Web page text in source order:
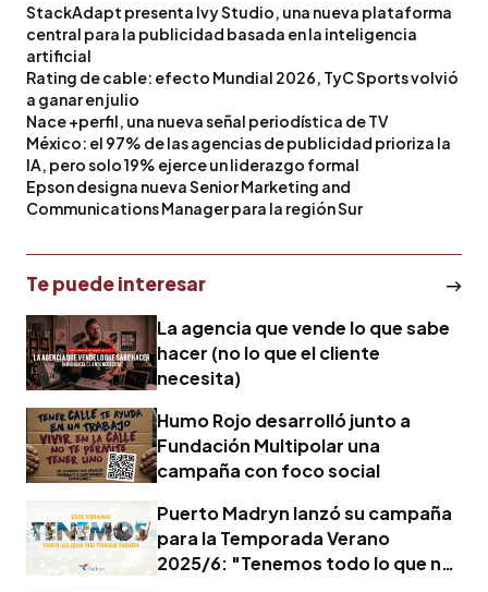
StackAdapt presenta Ivy Studio, una nueva plataforma
central para la publicidad basada en la inteligencia
artificial
Rating de cable: efecto Mundial 2026, TyC Sports volvió
a ganar en julio
Nace +perfil, una nueva señal periodística de TV
México: el 97% de las agencias de publicidad prioriza la
IA, pero solo 19% ejerce un liderazgo formal
Epson designa nueva Senior Marketing and
Communications Manager para la región Sur
Te puede interesar
La agencia que vende lo que sabe
hacer (no lo que el cliente
necesita)
Humo Rojo desarrolló junto a
Fundación Multipolar una
campaña con foco social
Puerto Madryn lanzó su campaña
para la Temporada Verano
2025/6: "Tenemos todo lo que no